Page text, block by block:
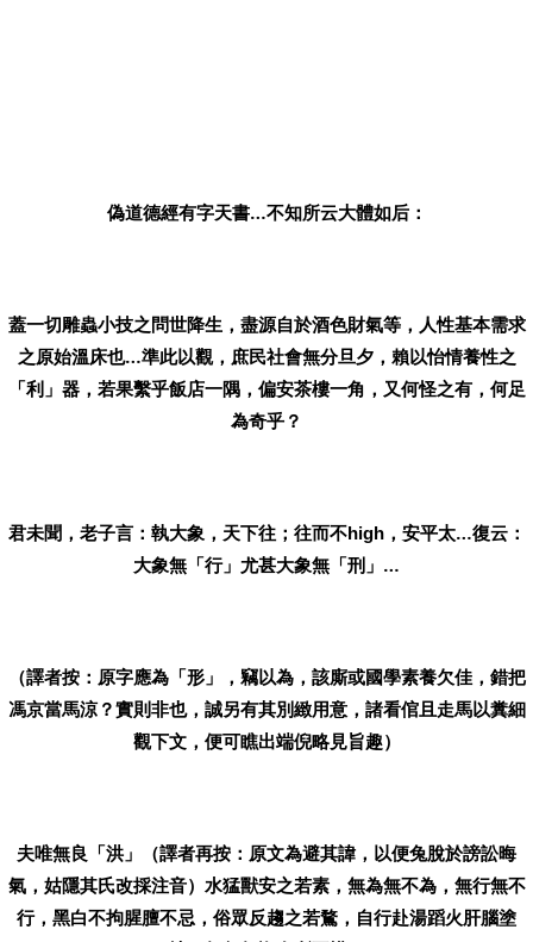
偽道德經有字天書…不知所云大體如后：
蓋一切雕蟲小技之問世降生，盡源自於酒色財氣等，人性基本需求
之原始溫床也…準此以觀，庶民社會無分旦夕，賴以怡情養性之
「利」器，若果繫乎飯店一隅，偏安茶樓一角，又何怪之有，何足
為奇乎？
君未聞，老子言：執大象，天下往；往而不high，安平太…復云：
大象無「行」尤甚大象無「刑」…
（譯者按：原字應為「形」，竊以為，該廝或國學素養欠佳，錯把
馮京當馬涼？實則非也， 誠另有其別緻用意，諸看倌且走馬以糞細
觀下文，便可瞧出端倪略見旨趣）
夫唯無良「洪」（譯者再按：原文為避其諱，以便兔脫於謗訟晦
氣，姑隱其氏改採注音）水猛獸安之若素，無為無不為，無行無不
行，黑白不拘腥膻不忌，俗眾反趨之若鶩，自行赴湯蹈火肝腦塗